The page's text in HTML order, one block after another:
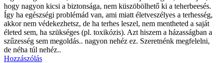
hogy nagyon kicsi a biztonsága, nem küszöbölhető ki a teherbeesés.
Így ha egészségi problémád van, ami miatt életveszélyes a terhesség,
akkor nem védekezhetsz, de ha terhes leszel, nem mentheted a saját
életed sem, ha szükséges (pl. toxikózis). Azt hiszem a házasságban a
szűzesség sem megoldás.. nagyon nehéz ez. Szeretnénk megfelelni,
de néha túl nehéz..
Hozzászólás